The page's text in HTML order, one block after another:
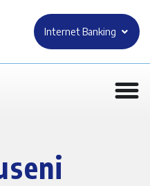
Internet Banking